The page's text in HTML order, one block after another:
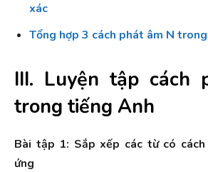
xác
Tổng hợp 3 cách phát âm N
III. Luyện tập cách
trong tiếng Anh
Bài tập 1: Sắp xếp các từ có
ứng